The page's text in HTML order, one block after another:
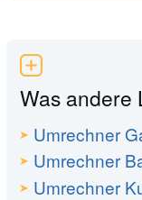
Was andere
Umrechner
Umrechner
Umrechner